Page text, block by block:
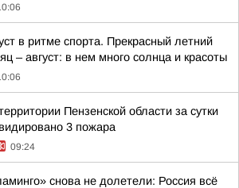
в ритме спорта. Прекрасный летний
– август: в нем много солнца и красоты
Пензенской области за сутки
3 пожара
09:24
снова не долетели: Россия всё